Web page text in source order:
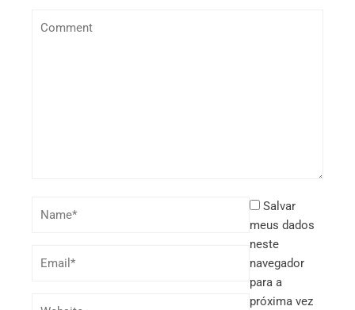
Salvar
meus dados
neste
navegador
para a
próxima vez